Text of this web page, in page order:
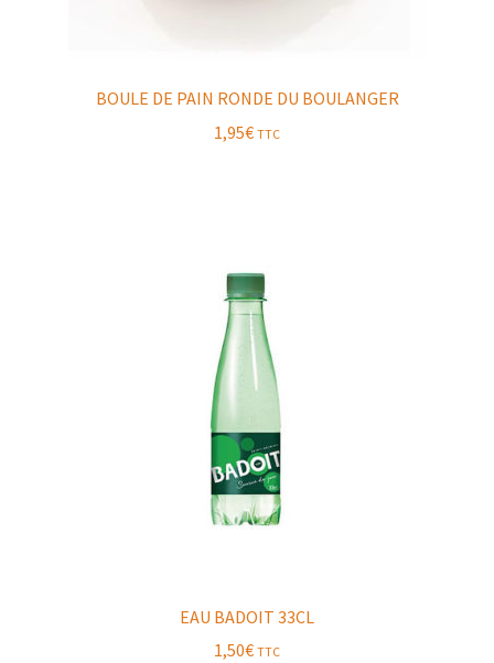
BOULE DE PAIN RONDE DU BOULANGER
1,95€ TTC
EAU BADOIT 33CL
1,50€ TTC